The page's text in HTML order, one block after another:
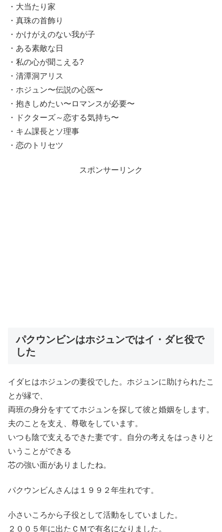
・大当たり家
・真珠の首飾り
・かけがえのない我が子
・ある素敵な日
・私の心が聞こえる?
・清潭洞アリス
・ホジュン〜伝説の心医〜
・抱きしめたい〜ロマンスが必要〜
・ドクターズ～恋する気持ち〜
・キム課長とソ理事
・恋のトリセツ
スポンサーリンク
パクウンビンはホジュンではイ・ダヒ役で
した
イダヒはホジュンの妻役でした。ホジュンに助けられたこ
とが縁で、
両班の身分をすててホジュンを探して彼と婚姻をします。
夫のことを支え、尊敬をしています。
いつも陰で支えるできた妻です。自分の考えをはっきりと
いうことができる
芯の強い面がありましたね。
パクウンビんさんは１９９２年生れです。
小さいころから子役として活動をしていました。
２００５年に出たＣＭで有名になりました。